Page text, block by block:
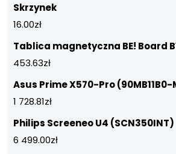
Skrzynek
16.00zł
Tablica magnetyczna BE! Board
453.63zł
Asus Prime X570-Pro (90MB11B0-
1 728.81zł
Philips Screeneo U4 (SCN350INT)
6 499.00zł